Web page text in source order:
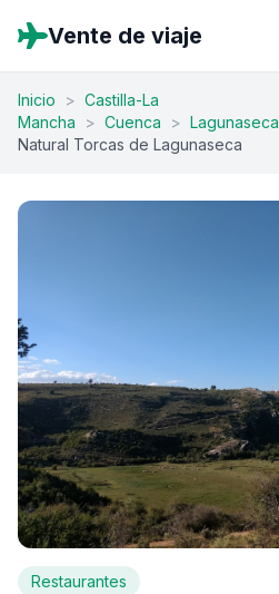
Vente de viaje
Inicio > Castilla-La
Mancha
> Cuenca > Lagunaseca
Natural Torcas de Lagunaseca
Restaurantes